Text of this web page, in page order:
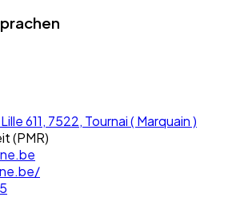
611, 7522, Tournai ( Marquain )
(PMR)